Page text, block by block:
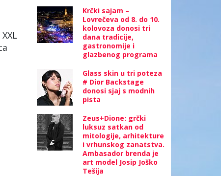
Krčki sajam –
Lovrečeva od 8. do 10.
kolovoza donosi tri
dana tradicije,
gastronomije i
glazbenog programa
Glass skin u tri poteza
# Dior Backstage
donosi sjaj s modnih
pista
Zeus+Dione: grčki
luksuz satkan od
mitologije, arhitekture
i vrhunskog zanatstva.
Ambasador brenda je
art model Josip Joško
Tešija